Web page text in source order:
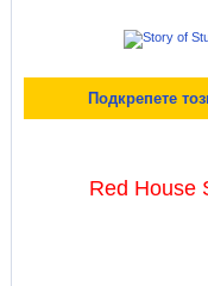
Подкрепете
Red House